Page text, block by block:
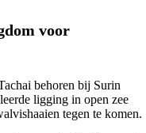
voor
behoren bij Surin
ligging in open zee
tegen te komen.